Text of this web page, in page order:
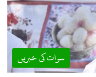
سوات کی خبریں